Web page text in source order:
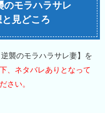
のモラハラサレ
見どころ
襲のモラハラサレ妻】を
、ネタバレありとなって
さい。